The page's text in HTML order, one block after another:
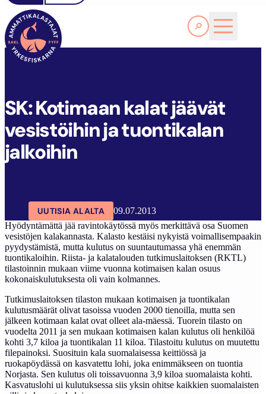
Lue lisää
SAKL
SK: Kotimaan kalat jäävät
vesistöihin ja tuontikalan
jalkoihin
UUTISIA ALALTA
09.07.2013
Hyödyntämättä jää ravintokäytössä myös merkittävä osa Suomen
vesistöjen kalakannasta. Kalasto kestäisi nykyistä voimallisempaakin
pyydystämistä, mutta kulutus on suuntautumassa yhä enemmän
tuontikaloihin. Riista- ja kalatalouden tutkimuslaitoksen (RKTL)
tilastoinnin mukaan viime vuonna kotimaisen kalan osuus
kokonaiskulutuksesta oli vain kolmannes.
Tutkimuslaitoksen tilaston mukaan kotimaisen ja tuontikalan
kulutusmäärät olivat tasoissa vuoden 2000 tienoilla, mutta sen
jälkeen kotimaan kalat ovat olleet ala-mäessä. Tuorein tilasto on
vuodelta 2011 ja sen mukaan kotimaisen kalan kulutus oli henkilöä
kohti 3,7 kiloa ja tuontikalan 11 kiloa. Tilastoitu kulutus on muutettu
filepainoksi. Suosituin kala suomalaisessa keittiössä ja
ruokapöydässä on kasvatettu lohi, joka enimmäkseen on tuontia
Norjasta. Sen kulutus oli toissavuonna 3,9 kiloa suomalaista kohti.
Kasvatuslohi ui kulutuksessa siis yksin ohitse kaikkien suomalaisten